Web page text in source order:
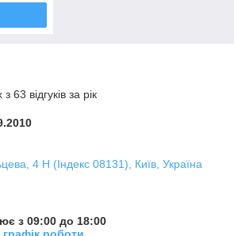
63 відгуків за рік
4 Н (Індекс 08131), Київ, Україна
з 09:00 до 18:00
роботи